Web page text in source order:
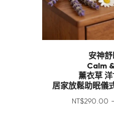
安神
Calm
薰衣草
居家放鬆助眠儀
NT$290 00